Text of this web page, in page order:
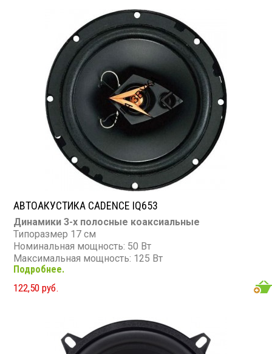
АВТОАКУСТИКА CADENCE IQ653
Динамики 3-х полосные коаксиальные
Типоразмер 17 см
Номинальная мощность: 50 Вт
Максимальная мощность: 125 Вт
Диапазон частот: 60 - 20 000 Гц
Чувствительность: 89 дБ
Сопротивление: 4 Ом
Подробнее.
122,50 руб.